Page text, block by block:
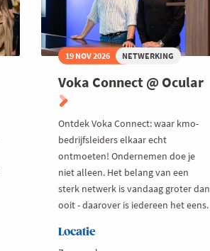
19 NOV 2026 NETWERKING
Voka Connect @ Ocular
Ontdek Voka Connect: waar kmo-
bedrijfsleiders elkaar echt
ontmoeten! Ondernemen doe je
niet alleen. Het belang van een
sterk netwerk is vandaag groter dan
ooit - daarover is iedereen het eens.
Locatie